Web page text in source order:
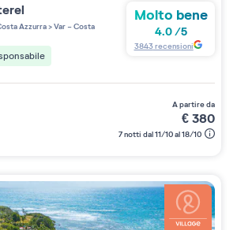
Azzurra>Var - Costa
Molto bene
4.0/5
3843recensioni
a partire da
€380
7 notti dal 11/10 al 18/10